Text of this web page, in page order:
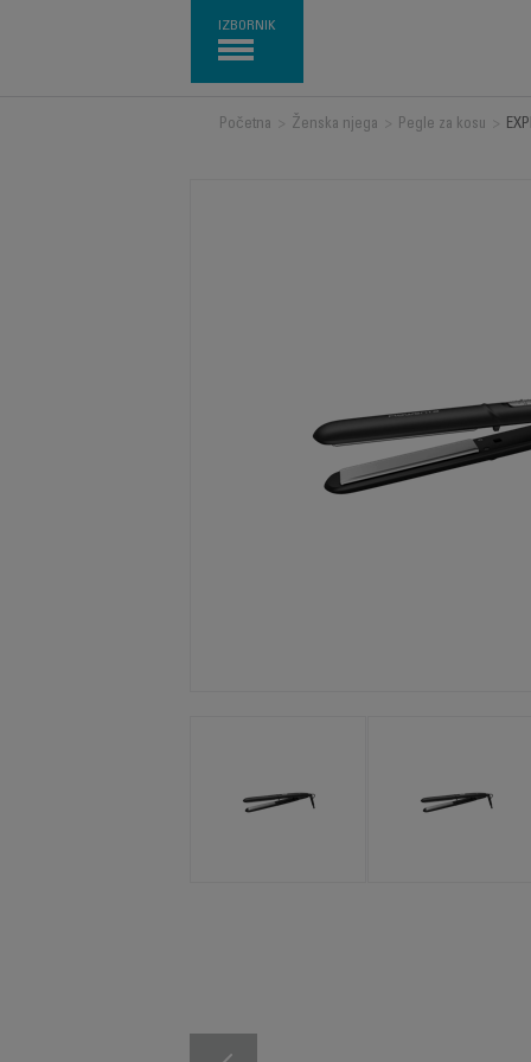
IZBORNIK
Početna Ženska njega Pegle za kosu